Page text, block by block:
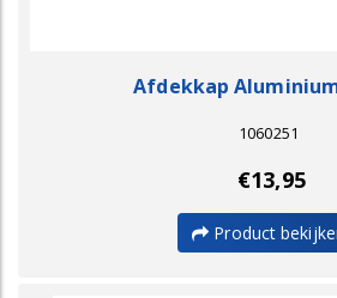
Afdekkap
1060251
€13,95
Product